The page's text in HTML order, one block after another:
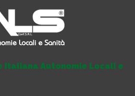
Italiana Autonomie Locali e